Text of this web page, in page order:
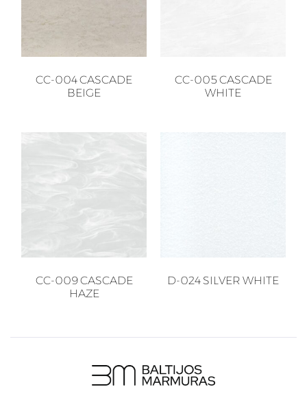
CC-004 CASCADE
BEIGE
CC-005 CASCADE
WHITE
CC-009 CASCADE
HAZE
D-024 SILVER WHITE